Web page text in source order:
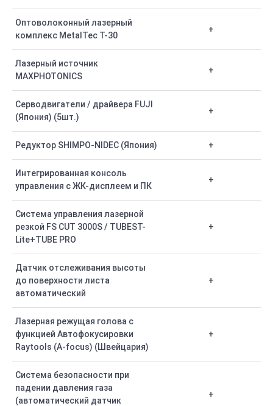
Оптоволоконный лазерный
комплекс MetalTec T-30
+
Лазерный источник
MAXPHOTONICS
+
Серводвигатели / драйвера FUJI
(Япония) (5шт.)
+
Редуктор SHIMPO-NIDEC (Япония) +
Интегрированная консоль
управления с ЖК-дисплеем и ПК
+
Система управления лазерной
резкой FS CUT 3000S / TUBEST-
Lite+TUBE PRO
+
Датчик отслеживания высоты
до поверхности листа
автоматический
+
Лазерная режущая голова с
функцией Автофокусировки
Raytools (A-focus) (Швейцария)
+
Система безопасности при
падении давления газа
(автоматический датчик
+